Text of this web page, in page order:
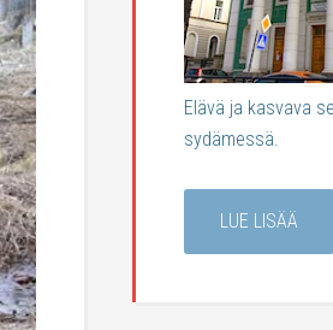
Elävä ja kasvava
sydämessä.
LUE LISÄÄ